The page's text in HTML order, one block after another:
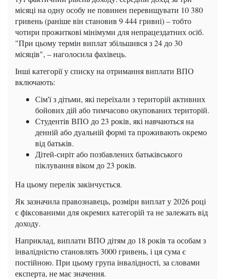
місяці на одну особу не повинен перевищувати 10 380
гривень (раніше він становив 9 444 гривні) – тобто
чотири прожиткові мінімуми для непрацездатних осіб.
"При цьому термін виплат збільшився з 24 до 30
місяців", – наголосила фахівець.
Інші категорії у списку на отримання виплати ВПО
включають:
Сім'ї з дітьми, які переїхали з територій активних
бойових дій або тимчасово окупованих територій.
Студентів ВПО до 23 років, які навчаються на
денній або дуальній формі та проживають окремо
від батьків.
Дітей-сиріт або позбавлених батьківського
піклування віком до 23 років.
На цьому перелік закінчується.
Як зазначила правознавець, розміри виплат у 2026 році
є фіксованими для окремих категорій та не залежать від
доходу.
Наприклад, виплати ВПО дітям до 18 років та особам з
інвалідністю становлять 3000 гривень, і ця сума є
постійною. При цьому група інвалідності, за словами
експерта, не має значення.